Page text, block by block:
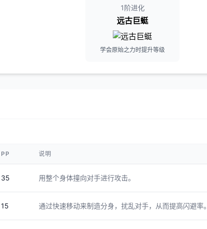
1阶进化
远古巨蜓
学会原始之力时提升等级
PP 说明
35 用整个身体撞向对手进行攻击。
15 通过快速移动来制造分身，扰乱对手，从而提高闪避率。